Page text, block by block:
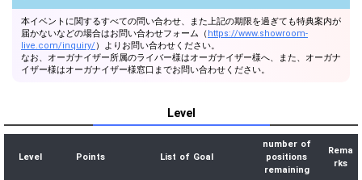
本イベントに関するすべての問い合わせ、また上記の期限を過ぎても特典案内が
届かないなどの場合はお問い合わせフォーム（https://www.showroom-
live.com/inquiry/）よりお問い合わせください。
なお、オーガナイザー所属のライバー様はオーガナイザー様へ、また、オーガナ
イザー様はオーガナイザー様窓口までお問い合わせください。
Level
Level Points List of Goal
number of
positions
remaining
Rema
rks